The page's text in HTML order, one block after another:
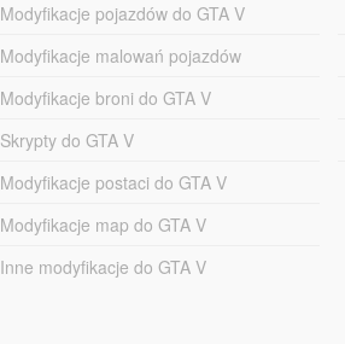
Modyfikacje pojazdów do GTA V
Modyfikacje malowań pojazdów
Modyfikacje broni do GTA V
Skrypty do GTA V
Modyfikacje postaci do GTA V
Modyfikacje map do GTA V
Inne modyfikacje do GTA V